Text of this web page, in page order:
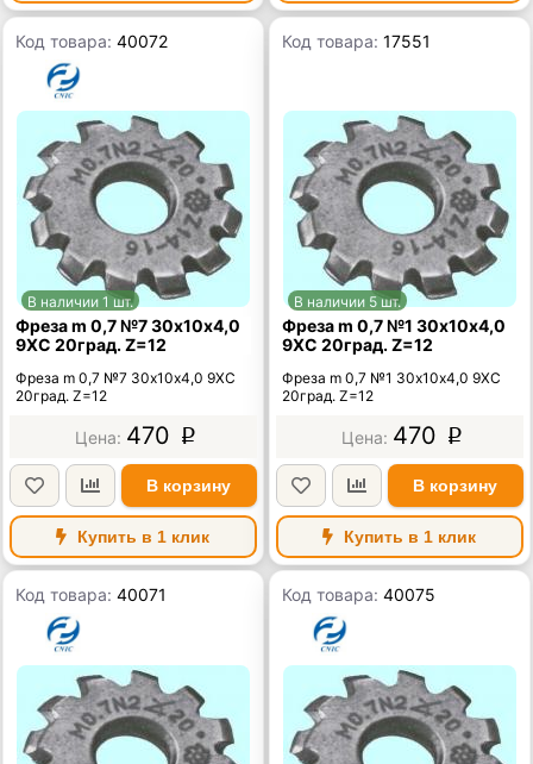
Код товара:40072
В наличии 1 шт.
Фреза m 0,7 №7 30х10х4,0
9ХС 20град. Z=12
Фреза m 0,7 №7 30х10х4,0 9ХС
20град. Z=12
470 p
В корзину
Купить в 1 клик
Код товара:17551
В наличии 5 шт.
Фреза m 0,7 №1 30х10х4,0
9ХС 20град. Z=12
Фреза m 0,7 №1 30х10х4,0 9ХС
20град. Z=12
470 p
В корзину
Купить в 1 клик
Код товара:40071 Код товара:40075